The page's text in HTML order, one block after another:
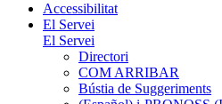
Accessibilitat
El Servei
El Servei
Directori
COM ARRIBAR
Bústia de Suggeriments